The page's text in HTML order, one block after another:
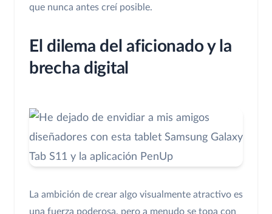
que nunca antes creí posible.
El dilema del aficionado y la
brecha digital
La ambición de crear algo visualmente atractivo es
una fuerza poderosa, pero a menudo se topa con